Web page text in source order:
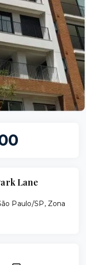
Lane
Paulo/SP, Zona